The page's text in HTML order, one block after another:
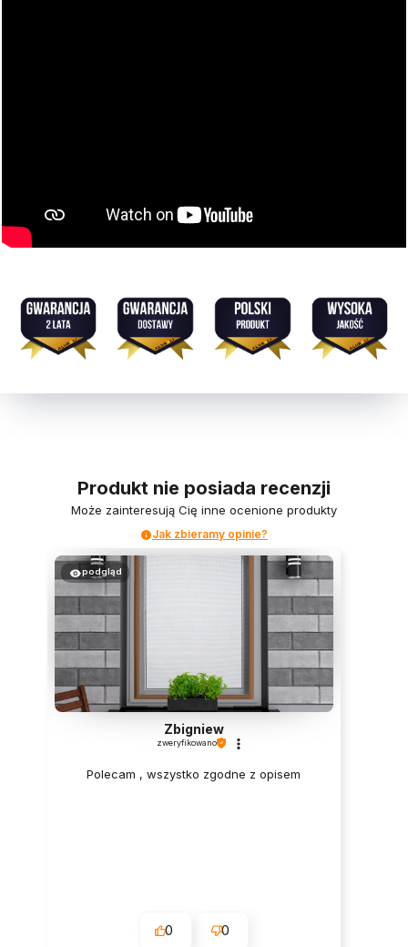
Produkt nie posiada recenzji
Może zainteresują Cię inne ocenione produkty
Jak zbieramy opinie?
podgląd
Beata
zweryfikowano
fajnie zaciemnia✨
0 0